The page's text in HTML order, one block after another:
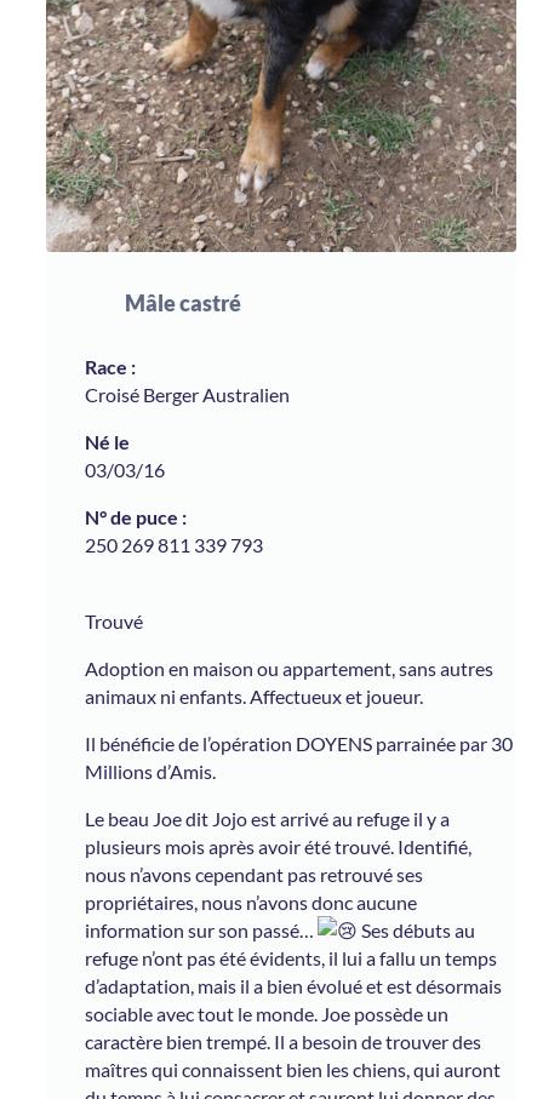
Mâle castré
Croisé Berger Australien
03/03/16
250 269 811 339 793
Trouvé
Adoption en maison ou appartement, sans autres
animaux ni enfants. Affectueux et joueur.
Il bénéficie de l’opération DOYENS parrainée par 30
Millions d’Amis.
Le beau Joe dit Jojo est arrivé au refuge il y a
plusieurs mois après avoir été trouvé. Identifié,
nous n’avons cependant pas retrouvé ses
propriétaires, nous n’avons donc aucune
information sur son passé…
Ses débuts au
refuge n’ont pas été évidents, il lui a fallu un temps
d’adaptation, mais il a bien évolué et est désormais
sociable avec tout le monde. Joe possède un
caractère bien trempé. Il a besoin de trouver des
maîtres qui connaissent bien les chiens, qui auront